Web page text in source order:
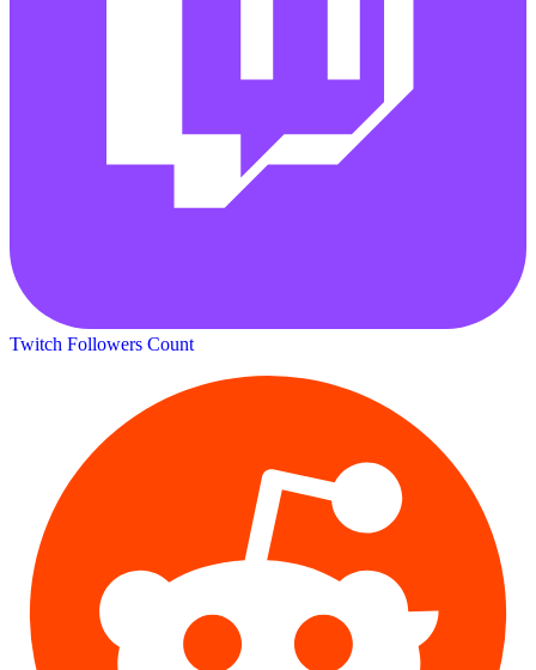
Twitch Followers Count